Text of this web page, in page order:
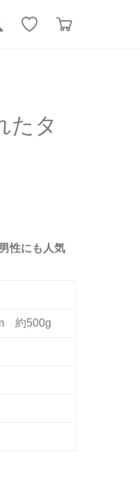
の他
性にも人気
たタ
約500g